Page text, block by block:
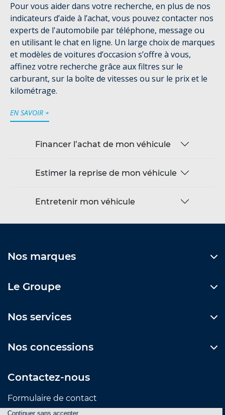
Pour vous aider dans votre recherche, en plus de nos
indicateurs d’aide à l’achat, vous pouvez contacter nos
experts de l'automobile par téléphone, message ou
en utilisant le chat en ligne. Un large choix de marques
et modèles de voitures d’occasion s’offre à vous,
affinez votre recherche grâce aux filtres sur le
carburant, sur la boîte de vitesses ou sur le prix et le
kilométrage.
EN SAVOIR +
Financer l’achat de mon véhicule
Estimer la reprise de mon véhicule
Entretenir mon véhicule
Nos marques
Le Groupe
Nos services
Nos concessions
Contactez-nous
Formulaire de contact